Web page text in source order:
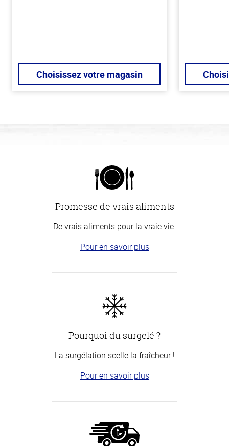
Choisissez votre magasin
Promesse de vrais aliments
De vrais aliments pour la vraie vie.
Pour en savoir plus
Pourquoi du surgelé ?
La surgélation scelle la fraîcheur !
Pour en savoir plus